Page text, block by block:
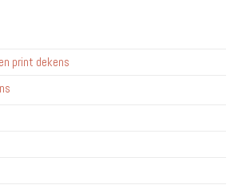
print dekens